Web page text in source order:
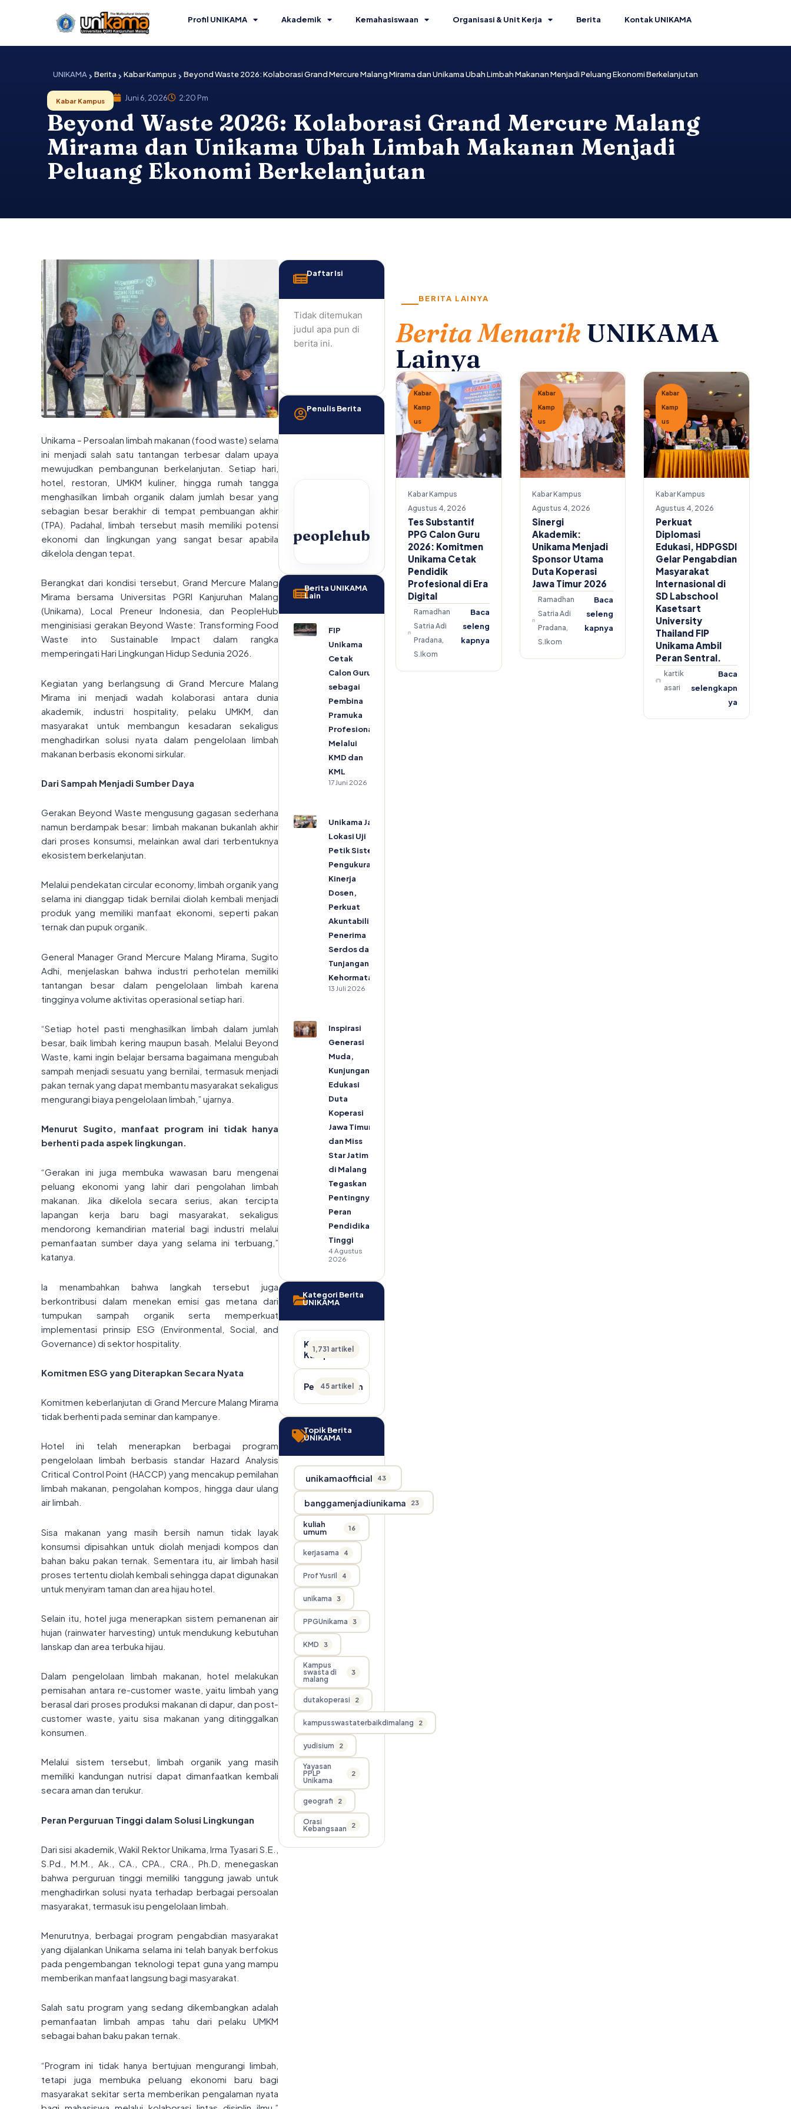
Profil UNIKAMA Akademik Kemahasiswaan Organisasi & Unit Kerja Berita Kontak UNIKAMA
UNIKAMA Berita Kabar Kampus Beyond Waste 2026: Kolaborasi Grand Mercure Malang Mirama dan Unikama Ubah Limbah Makanan Menjadi Peluang Ekonomi Berkelanjutan
Kabar Kampus Juni 6, 2026 2:20 Pm
Beyond Waste 2026: Kolaborasi Grand Mercure Malang
Mirama dan Unikama Ubah Limbah Makanan Menjadi
Peluang Ekonomi Berkelanjutan
Unikama – Persoalan limbah makanan (food waste) selama
ini menjadi salah satu tantangan terbesar dalam upaya
mewujudkan pembangunan berkelanjutan. Setiap hari,
hotel, restoran, UMKM kuliner, hingga rumah tangga
menghasilkan limbah organik dalam jumlah besar yang
sebagian besar berakhir di tempat pembuangan akhir
(TPA). Padahal, limbah tersebut masih memiliki potensi
ekonomi dan lingkungan yang sangat besar apabila
dikelola dengan tepat.
Berangkat dari kondisi tersebut, Grand Mercure Malang
Mirama bersama Universitas PGRI Kanjuruhan Malang
(Unikama), Local Preneur Indonesia, dan PeopleHub
menginisiasi gerakan Beyond Waste: Transforming Food
Waste into Sustainable Impact dalam rangka
memperingati Hari Lingkungan Hidup Sedunia 2026.
Kegiatan yang berlangsung di Grand Mercure Malang
Mirama ini menjadi wadah kolaborasi antara dunia
akademik, industri hospitality, pelaku UMKM, dan
masyarakat untuk membangun kesadaran sekaligus
menghadirkan solusi nyata dalam pengelolaan limbah
makanan berbasis ekonomi sirkular.
Dari Sampah Menjadi Sumber Daya
Gerakan Beyond Waste mengusung gagasan sederhana
namun berdampak besar: limbah makanan bukanlah akhir
dari proses konsumsi, melainkan awal dari terbentuknya
ekosistem berkelanjutan.
Melalui pendekatan circular economy, limbah organik yang
selama ini dianggap tidak bernilai diolah kembali menjadi
produk yang memiliki manfaat ekonomi, seperti pakan
ternak dan pupuk organik.
General Manager Grand Mercure Malang Mirama, Sugito
Adhi, menjelaskan bahwa industri perhotelan memiliki
tantangan besar dalam pengelolaan limbah karena
tingginya volume aktivitas operasional setiap hari.
“Setiap hotel pasti menghasilkan limbah dalam jumlah
besar, baik limbah kering maupun basah. Melalui Beyond
Waste, kami ingin belajar bersama bagaimana mengubah
sampah menjadi sesuatu yang bernilai, termasuk menjadi
pakan ternak yang dapat membantu masyarakat sekaligus
mengurangi biaya pengelolaan limbah,” ujarnya.
Menurut Sugito, manfaat program ini tidak hanya
berhenti pada aspek lingkungan.
“Gerakan ini juga membuka wawasan baru mengenai
peluang ekonomi yang lahir dari pengolahan limbah
makanan. Jika dikelola secara serius, akan tercipta
lapangan kerja baru bagi masyarakat, sekaligus
mendorong kemandirian material bagi industri melalui
pemanfaatan sumber daya yang selama ini terbuang,”
katanya.
Ia menambahkan bahwa langkah tersebut juga
berkontribusi dalam menekan emisi gas metana dari
tumpukan sampah organik serta memperkuat
implementasi prinsip ESG (Environmental, Social, and
Governance) di sektor hospitality.
Komitmen ESG yang Diterapkan Secara Nyata
Komitmen keberlanjutan di Grand Mercure Malang Mirama
tidak berhenti pada seminar dan kampanye.
Hotel ini telah menerapkan berbagai program
pengelolaan limbah berbasis standar Hazard Analysis
Critical Control Point (HACCP) yang mencakup pemilahan
limbah makanan, pengolahan kompos, hingga daur ulang
air limbah.
Sisa makanan yang masih bersih namun tidak layak
konsumsi dipisahkan untuk diolah menjadi kompos dan
bahan baku pakan ternak. Sementara itu, air limbah hasil
proses tertentu diolah kembali sehingga dapat digunakan
untuk menyiram taman dan area hijau hotel.
Selain itu, hotel juga menerapkan sistem pemanenan air
hujan (rainwater harvesting) untuk mendukung kebutuhan
lanskap dan area terbuka hijau.
Dalam pengelolaan limbah makanan, hotel melakukan
pemisahan antara re-customer waste, yaitu limbah yang
berasal dari proses produksi makanan di dapur, dan post-
customer waste, yaitu sisa makanan yang ditinggalkan
konsumen.
Melalui sistem tersebut, limbah organik yang masih
memiliki kandungan nutrisi dapat dimanfaatkan kembali
secara aman dan terukur.
Peran Perguruan Tinggi dalam Solusi Lingkungan
Dari sisi akademik, Wakil Rektor Unikama, Irma Tyasari S.E.,
S.Pd., M.M., Ak., CA., CPA., CRA., Ph.D, menegaskan
bahwa perguruan tinggi memiliki tanggung jawab untuk
menghadirkan solusi nyata terhadap berbagai persoalan
masyarakat, termasuk isu pengelolaan limbah.
Menurutnya, berbagai program pengabdian masyarakat
yang dijalankan Unikama selama ini telah banyak berfokus
pada pengembangan teknologi tepat guna yang mampu
memberikan manfaat langsung bagi masyarakat.
Salah satu program yang sedang dikembangkan adalah
pemanfaatan limbah ampas tahu dari pelaku UMKM
sebagai bahan baku pakan ternak.
“Program ini tidak hanya bertujuan mengurangi limbah,
tetapi juga membuka peluang ekonomi baru bagi
masyarakat sekitar serta memberikan pengalaman nyata
Daftar Isi
Tidak ditemukan
judul apa pun di
berita ini.
Penulis Berita
peoplehub
Berita UNIKAMA
Lain
FIP
Unikama
Cetak
Calon Guru
sebagai
Pembina
Pramuka
Profesional
Melalui
KMD dan
KML
17 Juni 2026
Unikama Jadi
Lokasi Uji
Petik Sistem
Pengukuran
Kinerja
Dosen,
Perkuat
Akuntabilitas
Penerima
Serdos dan
Tunjangan
Kehormatan
13 Juli 2026
Inspirasi
Generasi
Muda,
Kunjungan
Edukasi
Duta
Koperasi
Jawa Timur
dan Miss
Star Jatim
di Malang
Tegaskan
Pentingnya
Peran
Pendidikan
Tinggi
4 Agustus
2026
Kategori Berita
UNIKAMA
Kabar
Kampus
1,731 artikel
Pengumuman
45 artikel
Topik Berita
UNIKAMA
unikamaofficial 43
banggamenjadiunikama 23
kuliah
umum
16
kerjasama 4
Prof Yusril 4
unikama 3
PPGUnikama 3
KMD 3
Kampus
swasta di
malang
3
dutakoperasi 2
kampusswastaterbaikdimalang 2
yudisium 2
Yayasan
PPLP
Unikama
2
geografi 2
Orasi
Kebangsaan
2
BERITA LAINYA
Berita Menarik UNIKAMA
Lainya
Kabar
Kamp
us
Kabar Kampus
Agustus 4, 2026
Tes Substantif
PPG Calon Guru
2026: Komitmen
Unikama Cetak
Pendidik
Profesional di Era
Digital
Ramadhan
Satria Adi
Pradana,
S.Ikom
Baca
seleng
kapnya
Kabar
Kamp
us
Kabar Kampus
Agustus 4, 2026
Sinergi
Akademik:
Unikama Menjadi
Sponsor Utama
Duta Koperasi
Jawa Timur 2026
Ramadhan
Satria Adi
Pradana,
S.Ikom
Baca
seleng
kapnya
Kabar
Kamp
us
Kabar Kampus
Agustus 4, 2026
Perkuat
Diplomasi
Edukasi, HDPGSDI
Gelar Pengabdian
Masyarakat
Internasional di
SD Labschool
Kasetsart
University
Thailand FIP
Unikama Ambil
Peran Sentral.
kartik
asari
Baca
selengkapn
ya